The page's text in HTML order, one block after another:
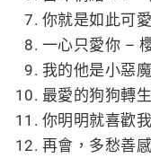
你就是如此可
一心只愛你 –
我的他是小惡
最愛的狗狗轉
你明明就喜歡
再會，多愁善